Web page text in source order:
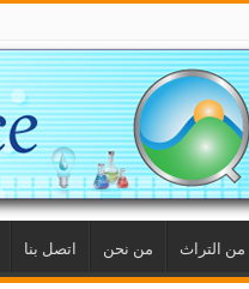
من التراث من نحن اتصل بنا